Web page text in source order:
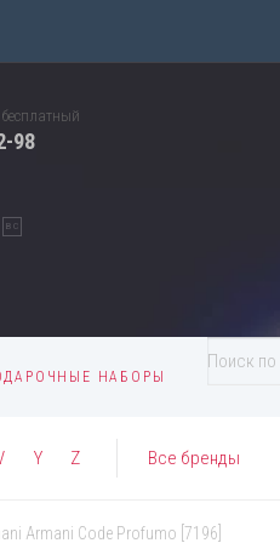
98
ВС
НАБОРЫ
Y Z Все бренды
Armani Code Profumo [7196]